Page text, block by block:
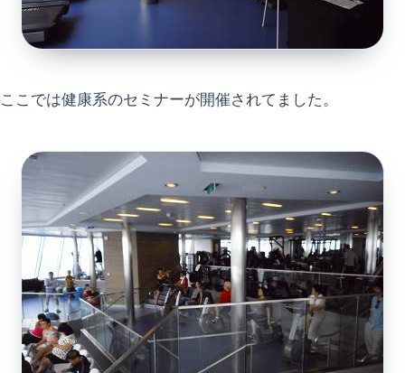
ここでは健康系のセミナーが開催されてました。